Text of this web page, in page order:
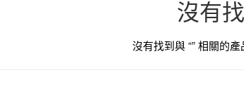
沒有
沒有找到與 “” 相關的